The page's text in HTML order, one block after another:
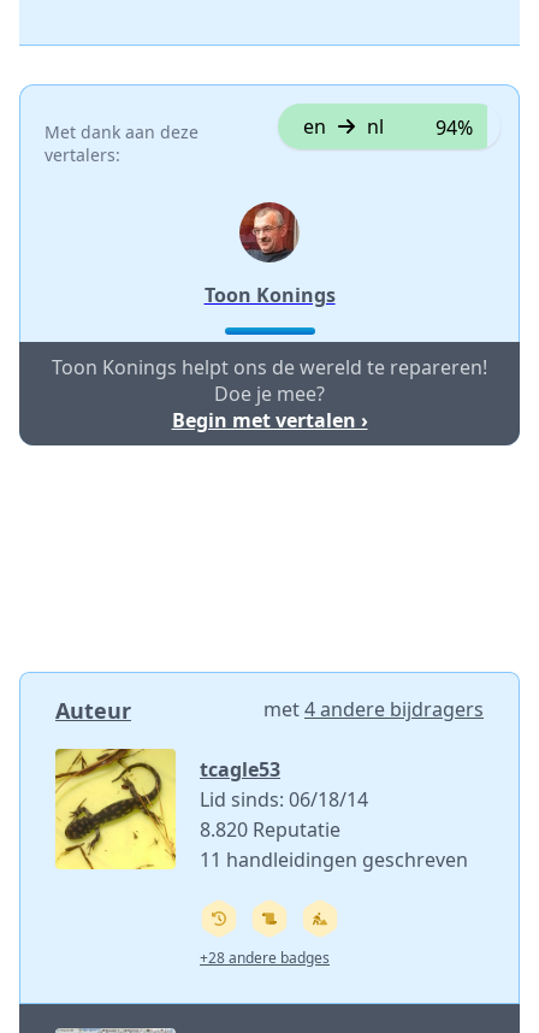
Met dank aan deze
vertalers:
en nl 94%
Toon Konings
Toon Konings helpt ons de wereld te repareren!
Doe je mee?
Begin met vertalen ›
Auteur met4 andere bijdragers
tcagle53
Lid sinds: 06/18/14
8.820 Reputatie
11 handleidingen geschreven
+28 andere badges